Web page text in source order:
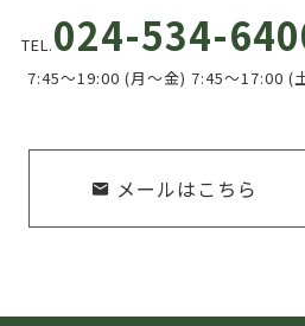
TEL.024-534-
7:45～19:00 (月～金) 7:45～17:00 (
メールはこちら